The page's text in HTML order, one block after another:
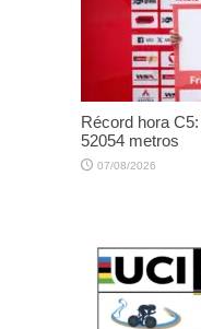
Récord hora
52054 metros
07/08/2026